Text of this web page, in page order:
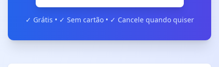
✓ Grátis • ✓ Sem cartão • ✓ Cancele quando quiser